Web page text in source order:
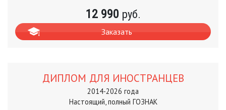
12 990 руб.
Заказать
ДИПЛОМ ДЛЯ ИНОСТРАНЦЕВ
2014-2026 года
Настоящий, полный ГОЗНАК